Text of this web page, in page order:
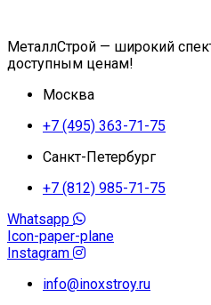
МеталлСтрой — широкий
доступным ценам!
Москва
+7 (495) 363-71-75
Санкт-Петербург
+7 (812) 985-71-75
Whatsapp
Icon-paper-plane
Instagram
info@inoxstroy.ru